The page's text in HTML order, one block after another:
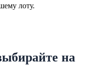
лоту.
на